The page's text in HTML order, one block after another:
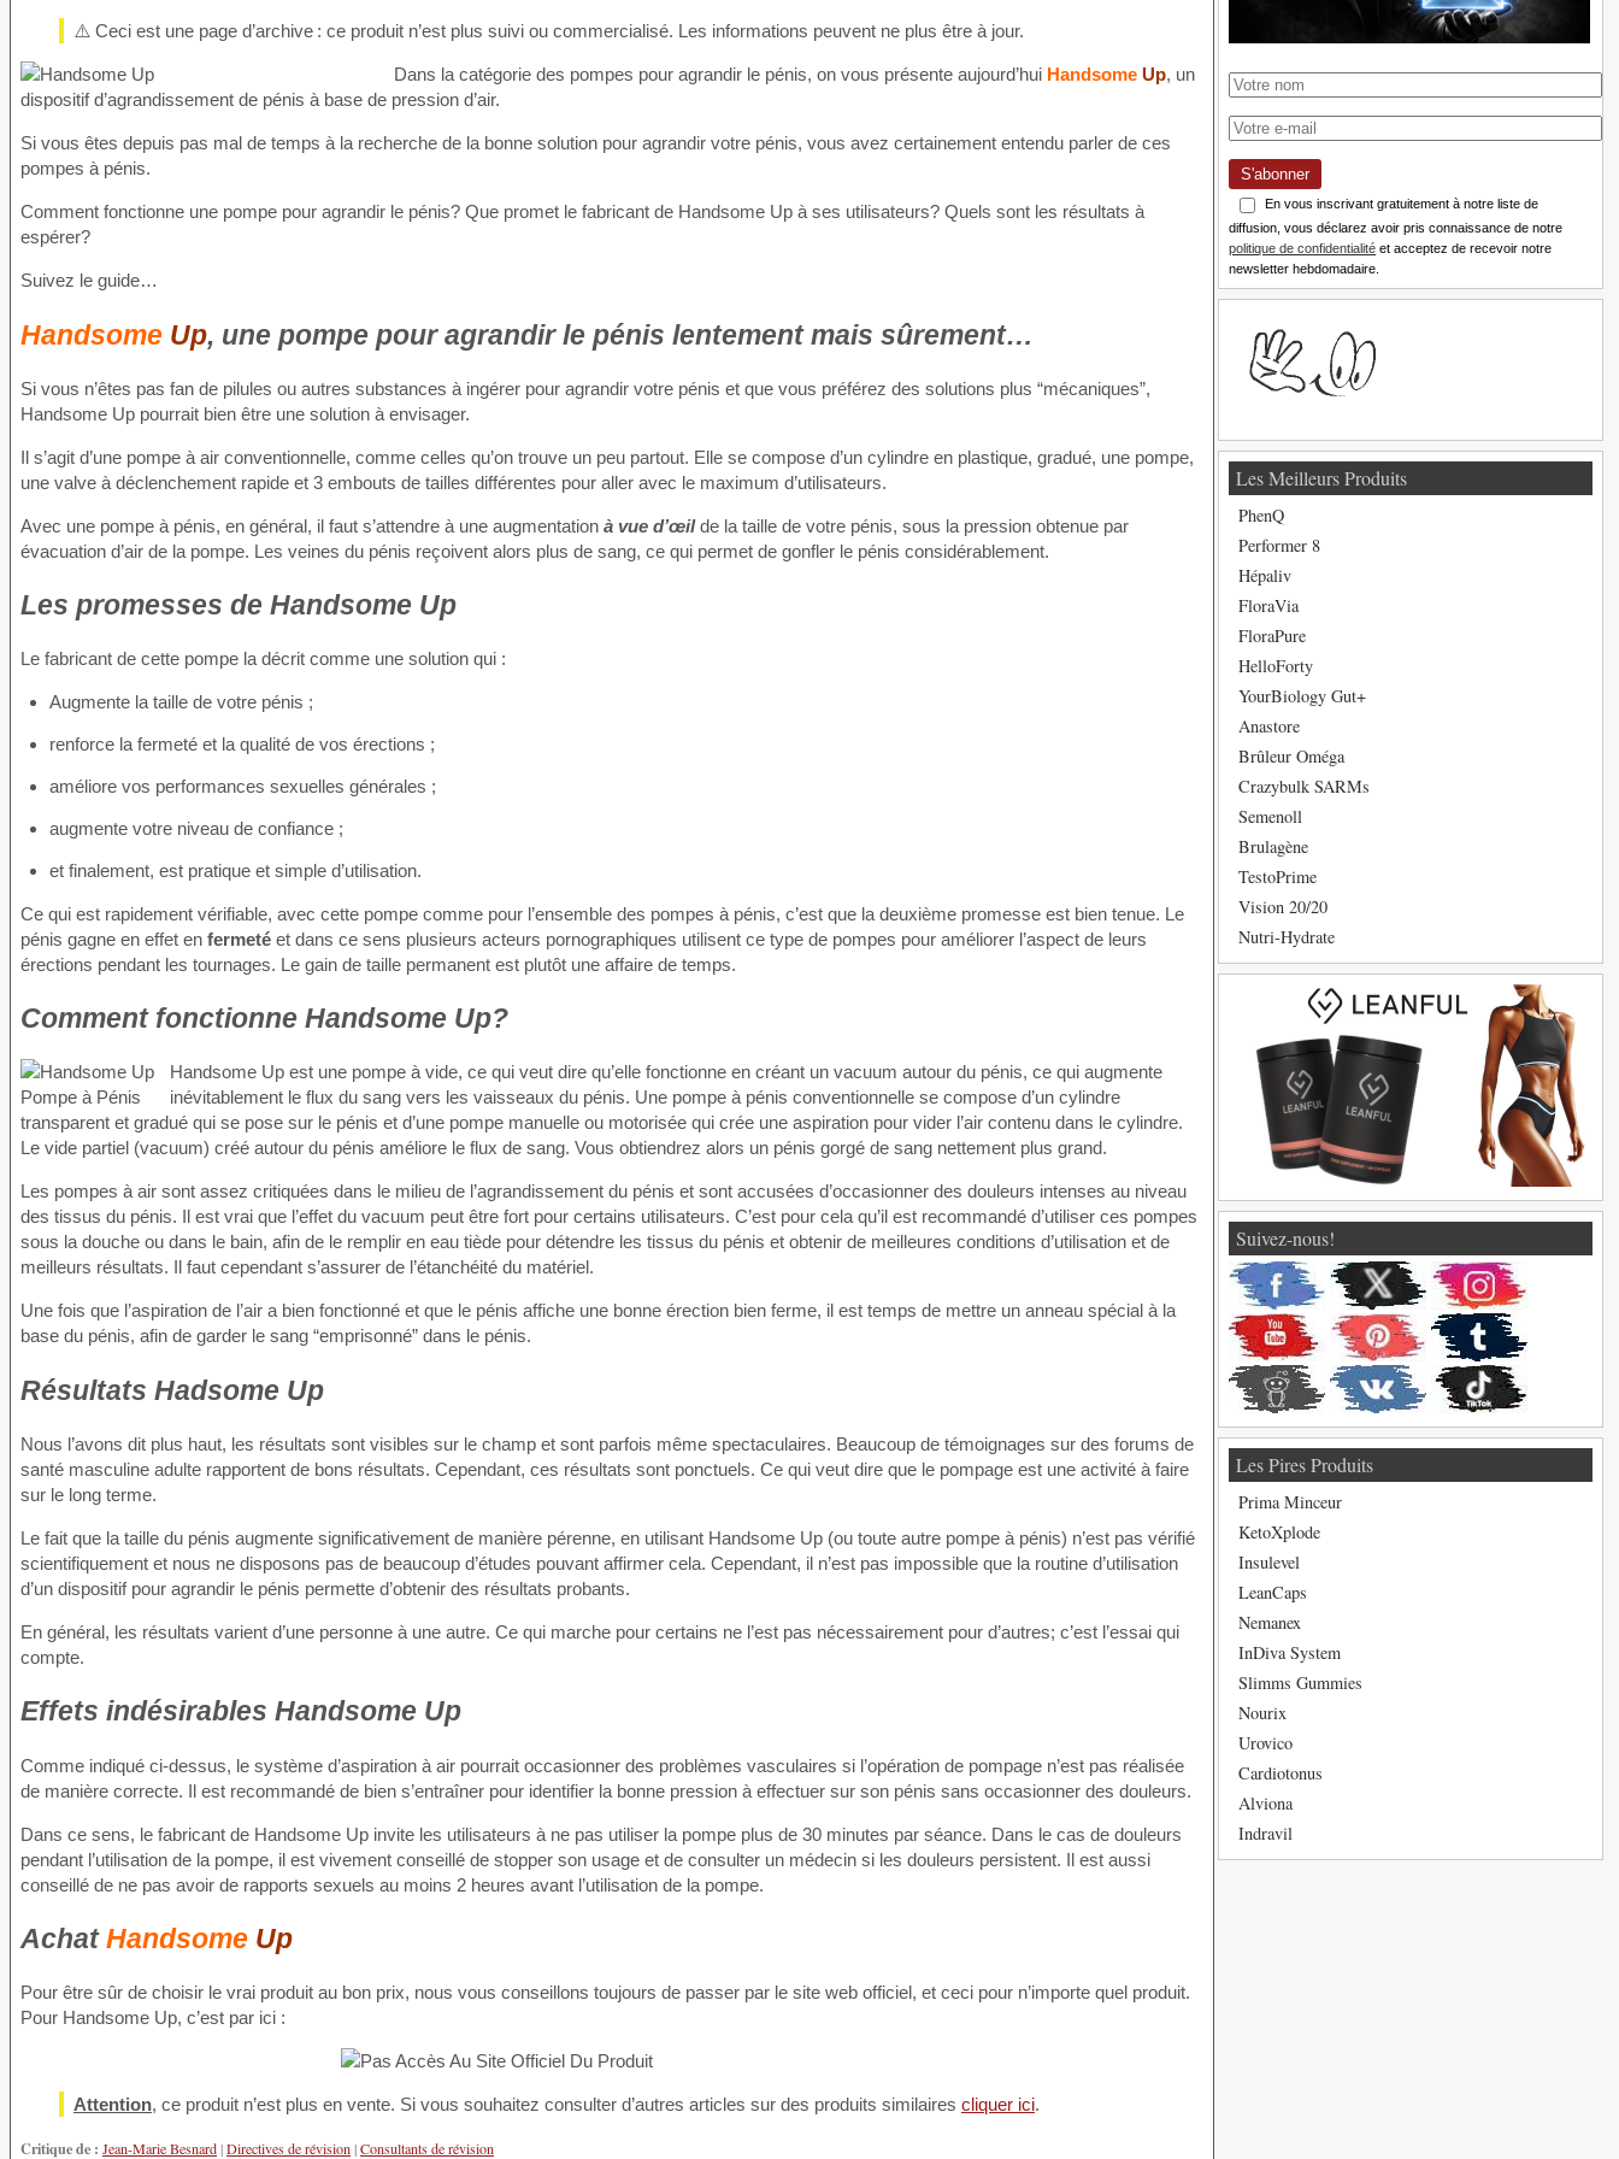
⚠️ Ceci est une page d’archive : ce produit n’est plus suivi ou commercialisé. Les informations peuvent ne plus être à jour.
Dans la catégorie des pompes pour agrandir le pénis, on vous présente aujourd’hui Handsome Up, un
dispositif d’agrandissement de pénis à base de pression d’air.
Si vous êtes depuis pas mal de temps à la recherche de la bonne solution pour agrandir votre pénis, vous avez certainement entendu parler de ces
pompes à pénis.
Comment fonctionne une pompe pour agrandir le pénis? Que promet le fabricant de Handsome Up à ses utilisateurs? Quels sont les résultats à
espérer?
Suivez le guide…
Handsome Up, une pompe pour agrandir le pénis lentement mais sûrement…
Si vous n’êtes pas fan de pilules ou autres substances à ingérer pour agrandir votre pénis et que vous préférez des solutions plus “mécaniques”,
Handsome Up pourrait bien être une solution à envisager.
Il s’agit d’une pompe à air conventionnelle, comme celles qu’on trouve un peu partout. Elle se compose d’un cylindre en plastique, gradué, une pompe,
une valve à déclenchement rapide et 3 embouts de tailles différentes pour aller avec le maximum d’utilisateurs.
Avec une pompe à pénis, en général, il faut s’attendre à une augmentation à vue d’œilde la taille de votre pénis, sous la pression obtenue par
évacuation d’air de la pompe. Les veines du pénis reçoivent alors plus de sang, ce qui permet de gonfler le pénis considérablement.
Les promesses de Handsome Up
Le fabricant de cette pompe la décrit comme une solution qui :
Augmente la taille de votre pénis ;
renforce la fermeté et la qualité de vos érections ;
améliore vos performances sexuelles générales ;
augmente votre niveau de confiance ;
et finalement, est pratique et simple d’utilisation.
Ce qui est rapidement vérifiable, avec cette pompe comme pour l’ensemble des pompes à pénis, c’est que la deuxième promesse est bien tenue. Le
pénis gagne en effet en fermeté et dans ce sens plusieurs acteurs pornographiques utilisent ce type de pompes pour améliorer l’aspect de leurs
érections pendant les tournages. Le gain de taille permanent est plutôt une affaire de temps.
Comment fonctionne Handsome Up?
Handsome Up est une pompe à vide, ce qui veut dire qu’elle fonctionne en créant un vacuum autour du pénis, ce qui augmente
inévitablement le flux du sang vers les vaisseaux du pénis. Une pompe à pénis conventionnelle se compose d’un cylindre
transparent et gradué qui se pose sur le pénis et d’une pompe manuelle ou motorisée qui crée une aspiration pour vider l’air contenu dans le cylindre.
Le vide partiel (vacuum) créé autour du pénis améliore le flux de sang. Vous obtiendrez alors un pénis gorgé de sang nettement plus grand.
Les pompes à air sont assez critiquées dans le milieu de l’agrandissement du pénis et sont accusées d’occasionner des douleurs intenses au niveau
des tissus du pénis. Il est vrai que l’effet du vacuum peut être fort pour certains utilisateurs. C’est pour cela qu’il est recommandé d’utiliser ces pompes
sous la douche ou dans le bain, afin de le remplir en eau tiède pour détendre les tissus du pénis et obtenir de meilleures conditions d’utilisation et de
meilleurs résultats. Il faut cependant s’assurer de l’étanchéité du matériel.
Une fois que l’aspiration de l’air a bien fonctionné et que le pénis affiche une bonne érection bien ferme, il est temps de mettre un anneau spécial à la
base du pénis, afin de garder le sang “emprisonné” dans le pénis.
Résultats Hadsome Up
Nous l’avons dit plus haut, les résultats sont visibles sur le champ et sont parfois même spectaculaires. Beaucoup de témoignages sur des forums de
santé masculine adulte rapportent de bons résultats. Cependant, ces résultats sont ponctuels. Ce qui veut dire que le pompage est une activité à faire
sur le long terme.
Le fait que la taille du pénis augmente significativement de manière pérenne, en utilisant Handsome Up (ou toute autre pompe à pénis) n’est pas vérifié
scientifiquement et nous ne disposons pas de beaucoup d’études pouvant affirmer cela. Cependant, il n’est pas impossible que la routine d’utilisation
d’un dispositif pour agrandir le pénis permette d’obtenir des résultats probants.
En général, les résultats varient d’une personne à une autre. Ce qui marche pour certains ne l’est pas nécessairement pour d’autres; c’est l’essai qui
compte.
Effets indésirables Handsome Up
Comme indiqué ci-dessus, le système d’aspiration à air pourrait occasionner des problèmes vasculaires si l’opération de pompage n’est pas réalisée
de manière correcte. Il est recommandé de bien s’entraîner pour identifier la bonne pression à effectuer sur son pénis sans occasionner des douleurs.
Dans ce sens, le fabricant de Handsome Up invite les utilisateurs à ne pas utiliser la pompe plus de 30 minutes par séance. Dans le cas de douleurs
pendant l’utilisation de la pompe, il est vivement conseillé de stopper son usage et de consulter un médecin si les douleurs persistent. Il est aussi
conseillé de ne pas avoir de rapports sexuels au moins 2 heures avant l’utilisation de la pompe.
AchatHandsome Up
Pour être sûr de choisir le vrai produit au bon prix, nous vous conseillons toujours de passer par le site web officiel, et ceci pour n’importe quel produit.
Pour Handsome Up, c’est par ici :
Attention, ce produit n’est plus en vente. Si vous souhaitez consulter d’autres articles sur des produits similaires cliquer ici.
Critique de : Jean-Marie Besnard|Directives de révision|Consultants de révision
S'abonner
En vous inscrivant gratuitement à notre liste de
diffusion, vous déclarez avoir pris connaissance de notre
politique de confidentialité et acceptez de recevoir notre
newsletter hebdomadaire.
Les Meilleurs Produits
PhenQ
Performer 8
Hépaliv
FloraVia
FloraPure
HelloForty
YourBiology Gut+
Anastore
Brûleur Oméga
Crazybulk SARMs
Semenoll
Brulagène
TestoPrime
Vision 20/20
Nutri-Hydrate
Suivez-nous!
Les Pires Produits
Prima Minceur
KetoXplode
Insulevel
LeanCaps
Nemanex
InDiva System
Slimms Gummies
Nourix
Urovico
Cardiotonus
Alviona
Indravil